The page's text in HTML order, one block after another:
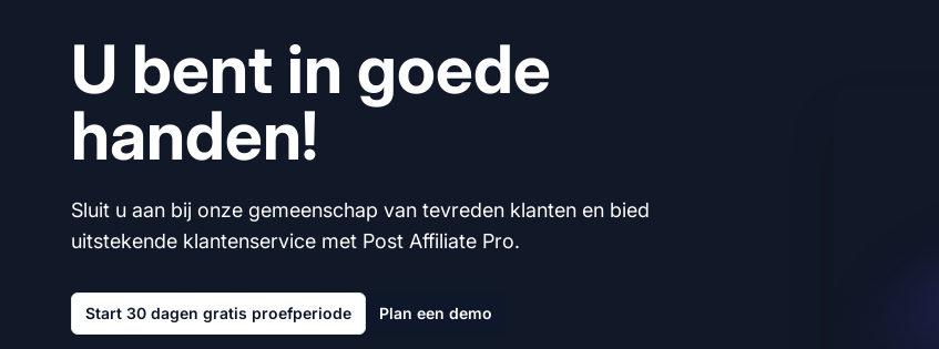
U bent in goede
handen!
Sluit u aan bij onze gemeenschap van tevreden klanten en bied
uitstekende klantenservice met Post Affiliate Pro.
Start 30 dagen gratis proefperiode Plan een demo